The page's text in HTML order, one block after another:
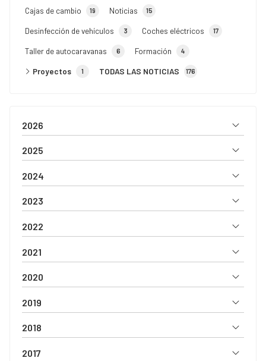
TODAS LAS NOTICIAS 176
Cajas de cambio 19 Noticias 15
Desinfección de vehículos 3 Coches eléctricos 17
Taller de autocaravanas 6 Formación 4
Proyectos 1
2026
2025
2024
2023
2022
2021
2020
2019
2018
2017